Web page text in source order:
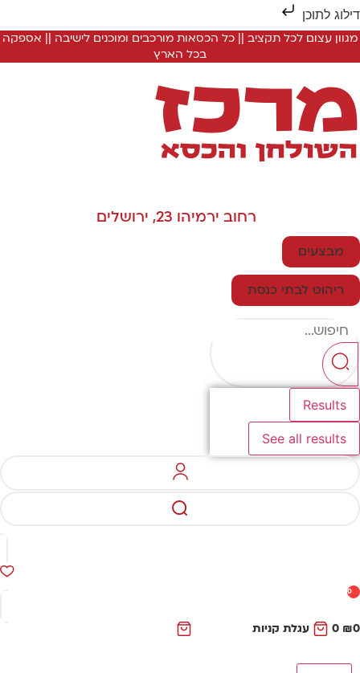
לתוכן
מגוון עצום לכל תקציב || כל הכסאות מורכבים ומוכנים לישיבה || אספקה
בכל הארץ
רחוב ירמיהו 23, ירושלים
מבצעים
ריהוט לבתי כנסת
Results
See all results
0
₪
0 עגלת קניות